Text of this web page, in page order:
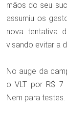
mãos do seu
assumiu os
nova tentativa
visando evitar a
No auge da
o VLT por R$ 7
Nem para testes.